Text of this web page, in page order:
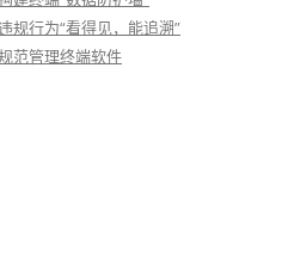
规行为“看得见，能追溯”
范管理终端软件